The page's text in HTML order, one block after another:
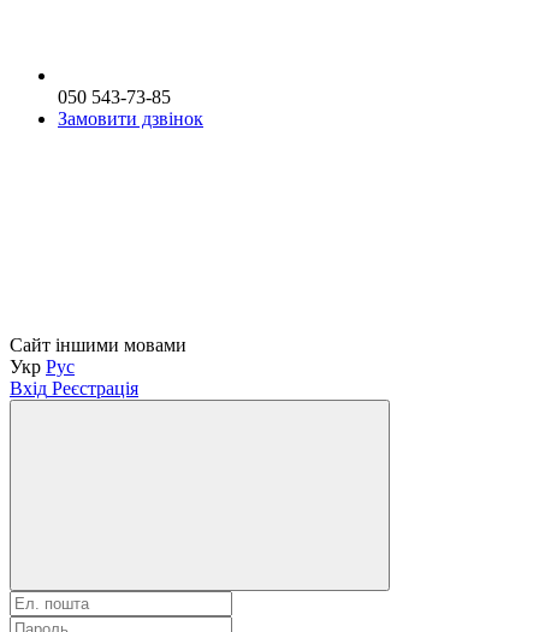
050 543-73-85
Замовити дзвінок
Сайт іншими мовами
Укр Рус
Вхід Реєстрація